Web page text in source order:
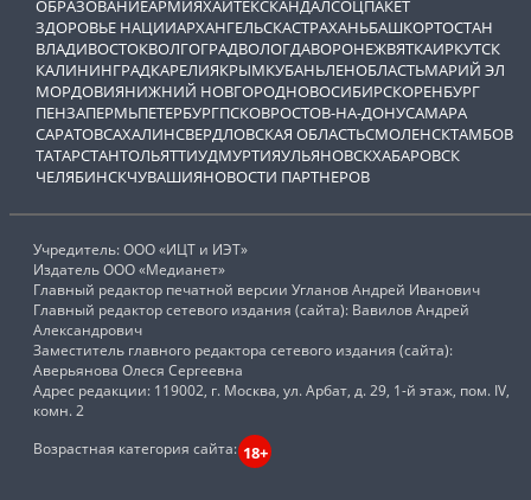
ОБРАЗОВАНИЕАРМИЯХАЙТЕКСКАНДАЛСОЦПАКЕТ
ЗДОРОВЬЕ НАЦИИАРХАНГЕЛЬСКАСТРАХАНЬБАШКОРТОСТАН
ВЛАДИВОСТОКВОЛГОГРАДВОЛОГДАВОРОНЕЖВЯТКАИРКУТСК
КАЛИНИНГРАДКАРЕЛИЯКРЫМКУБАНЬЛЕНОБЛАСТЬМАРИЙ ЭЛ
МОРДОВИЯНИЖНИЙ НОВГОРОДНОВОСИБИРСКОРЕНБУРГ
ПЕНЗАПЕРМЬПЕТЕРБУРГПСКОВРОСТОВ-НА-ДОНУСАМАРА
САРАТОВСАХАЛИНСВЕРДЛОВСКАЯ ОБЛАСТЬСМОЛЕНСКТАМБОВ
ТАТАРСТАНТОЛЬЯТТИУДМУРТИЯУЛЬЯНОВСКХАБАРОВСК
ЧЕЛЯБИНСКЧУВАШИЯНОВОСТИ ПАРТНЕРОВ
Учредитель: ООО «ИЦТ и ИЭТ»
Издатель ООО «Медианет»
Главный редактор печатной версии Угланов Андрей Иванович
Главный редактор сетевого издания (сайта): Вавилов Андрей
Александрович
Заместитель главного редактора сетевого издания (сайта):
Аверьянова Олеся Сергеевна
Адрес редакции: 119002, г. Москва, ул. Арбат, д. 29, 1-й этаж, пом. IV,
комн. 2
Возрастная категория сайта: 18+